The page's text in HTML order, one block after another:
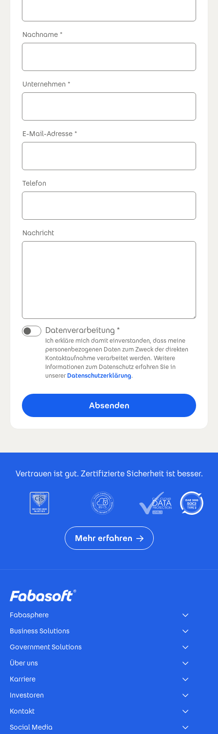
Nachname
Unternehmen
E-Mail-Adresse
Telefon
Nachricht
Datenverarbeitung
Ich erkläre mich damit einverstanden, dass meine
personenbezogenen Daten zum Zweck der direkten
Kontaktaufnahme verarbeitet werden. Weitere
Informationen zum Datenschutz erfahren Sie in
unsererDatenschutzerklärung.
Vertrauen ist gut. Zertifizierte Sicherheit ist besser.
Mehr erfahren
Fabasphere
Business Solutions
Government Solutions
Über uns
Karriere
Investoren
Kontakt
Social Media